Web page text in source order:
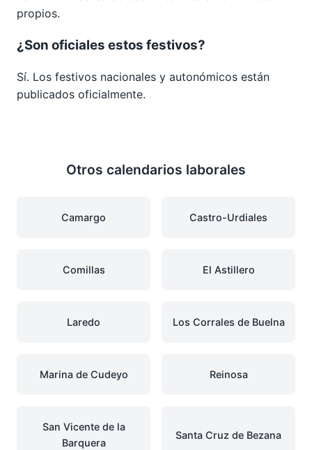
propios.
¿Son oficiales estos festivos?
Sí. Los festivos nacionales y autonómicos están
publicados oficialmente.
Otros calendarios laborales
Camargo Castro-Urdiales
Comillas El Astillero
Laredo Los Corrales de Buelna
Marina de Cudeyo Reinosa
San Vicente de la
Barquera
Santa Cruz de Bezana